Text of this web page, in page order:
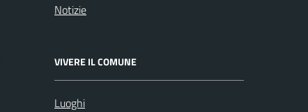
Notizie
VIVERE IL COMUNE
Luoghi